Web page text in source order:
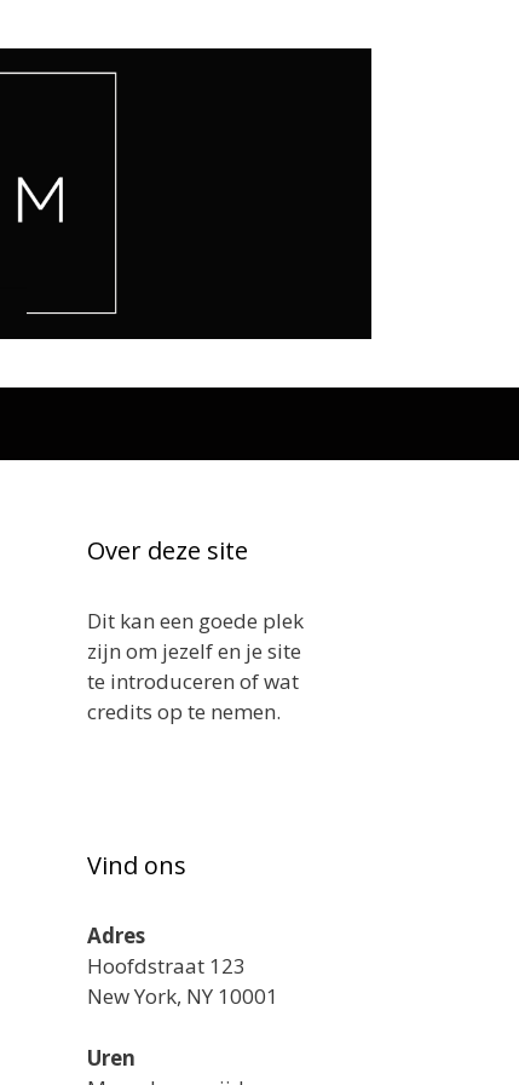
Over deze site
Dit kan een goede plek
zijn om jezelf en je site
te introduceren of wat
credits op te nemen.
Vind ons
Adres
Hoofdstraat 123
New York, NY 10001
Uren